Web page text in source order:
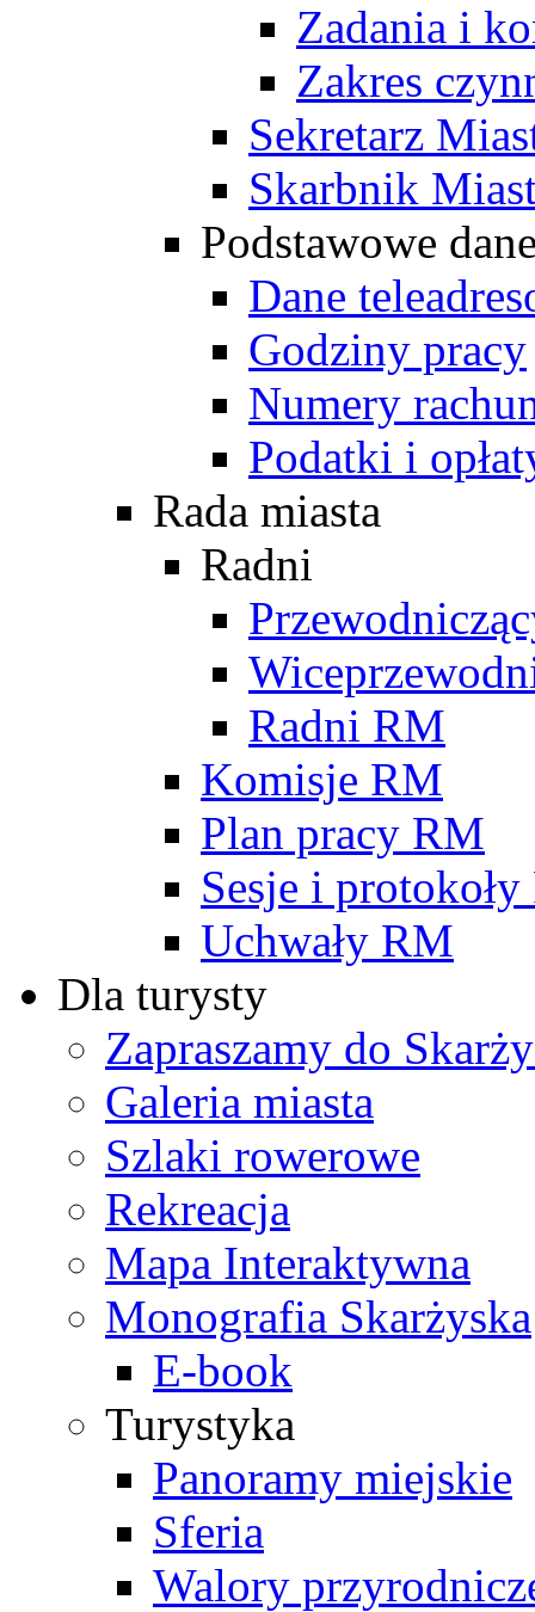
Zadania i
Zakres
Sekretarz
Skarbnik
Podstawowe
Dane
Godziny pracy
Numery
Podatki i
Rada miasta
Radni
Radni RM
Komisje RM
Plan pracy RM
Sesje i
Uchwały RM
Dla turysty
Zapraszamy do
Galeria miasta
Szlaki rowerowe
Rekreacja
Mapa Interaktywna
Monografia Skarżyska
E-book
Turystyka
Panoramy miejskie
Sferia
Walory